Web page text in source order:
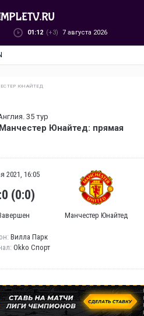
01:12 (+3) 7 августа 2026
ЮНАЙТЕД
35 тур
Юнайтед: прямая
2021, 16:05
(0:0)
Манчестер Юнайтед
Вилла Парк
Okko Спорт